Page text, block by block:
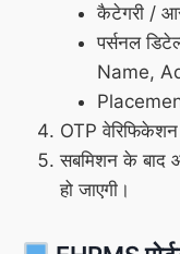
कैटेगरी /
पर्सनल
Name,
OTP
सबमिशन के बाद
हो जाएगी।